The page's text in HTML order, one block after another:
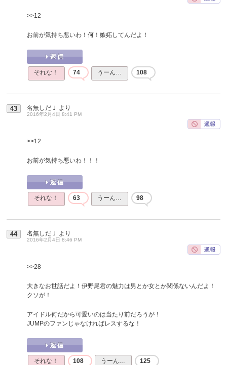
>>12
お前が気持ち悪いわ！何！嫉妬してんだよ！
それな！ 74 うーん… 108
43 名無しだＪ より
2016年2月4日 8:41 PM
>>12
お前が気持ち悪いわ！！！
それな！ 63 うーん… 98
44 名無しだＪ より
2016年2月4日 8:46 PM
>>28
大きなお世話だよ！伊野尾君の魅力は男とか女とか関係ないんだよ！
クソが！
アイドル何だから可愛いのは当たり前だろうが！
JUMPのファンじゃなければレスするな！
それな！ 108 うーん… 125